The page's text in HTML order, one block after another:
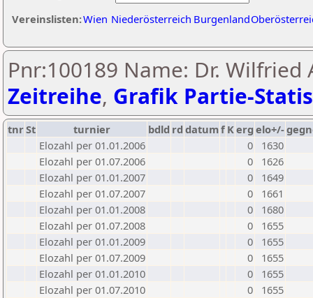
Vereinslisten:Wien Niederösterreich Burgenland
Pnr:100189 Name: Dr. Wilfried
Zeitreihe, Grafik Partie-
tnrSt turnier bdld rd datumf Kerg elo+/-
Elozahl per 01.01.2006
0
1630
Elozahl per 01.07.2006
0
1626
Elozahl per 01.01.2007
0
1649
Elozahl per 01.07.2007
0
1661
Elozahl per 01.01.2008
0
1680
Elozahl per 01.07.2008
0
1655
Elozahl per 01.01.2009
0
1655
Elozahl per 01.07.2009
0
1655
Elozahl per 01.01.2010
0
1655
Elozahl per 01.07.2010
0
1655